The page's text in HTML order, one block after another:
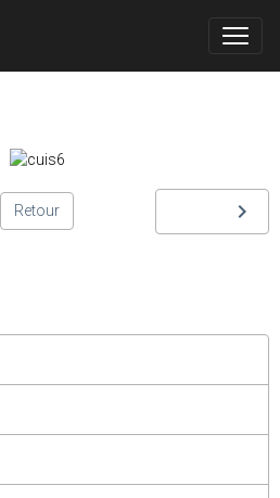
Retour